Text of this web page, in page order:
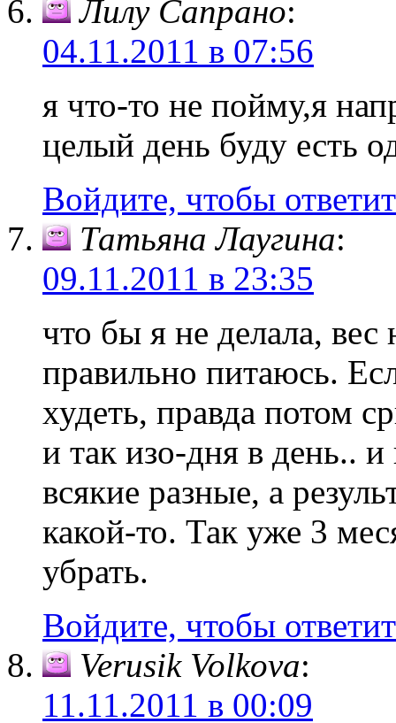
Лилу Сапрано:
04.11.2011 в 07:56
я что-то не пойму,я
целый день буду есть
Войдите, чтобы
Татьяна Лаугина:
09.11.2011 в 23:35
что бы я не делала, вес
правильно питаюсь.
худеть, правда потом
и так изо-дня в день..
всякие разные, а
какой-то. Так уже 3
убрать.
Войдите, чтобы
Verusik Volkova:
11.11.2011 в 00:09